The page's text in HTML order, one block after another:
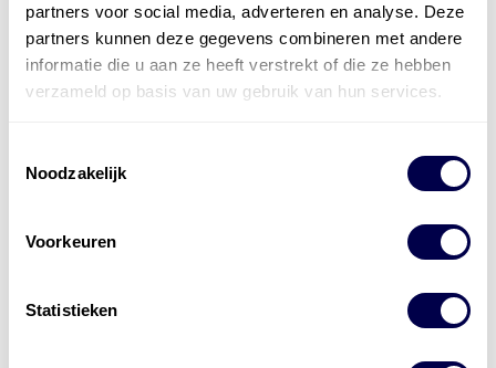
partners voor social media, adverteren en analyse. Deze
partners kunnen deze gegevens combineren met andere
informatie die u aan ze heeft verstrekt of die ze hebben
verzameld op basis van uw gebruik van hun services.
Noodzakelijk
Voorkeuren
Statistieken
Den Hartog Energies
bestaat uitvier divisies